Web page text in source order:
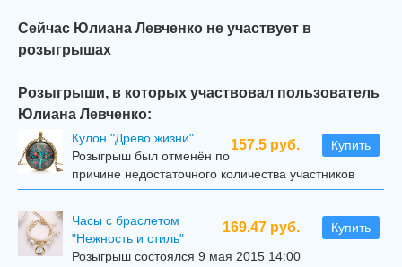
Сейчас Юлиана Левченко не участвует в
розыгрышах
Розыгрыши, в которых участвовал пользователь
Юлиана Левченко:
157.5 руб. Купить
Кулон "Древо жизни"
Розыгрыш был отменён по
причине недостаточного количества участников
169.47 руб. Купить
Часы с браслетом
"Нежность и стиль"
Розыгрыш состоялся 9 мая 2015 14:00